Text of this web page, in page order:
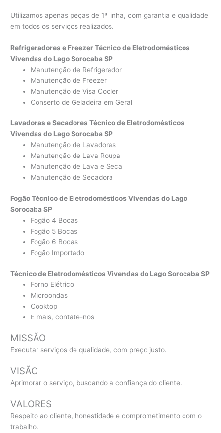
Utilizamos apenas peças de 1ª linha, com garantia e qualidade
em todos os serviços realizados.
Refrigeradores e Freezer Técnico de Eletrodomésticos
Vivendas do Lago Sorocaba SP
Manutenção de Refrigerador
Manutenção de Freezer
Manutenção de Visa Cooler
Conserto de Geladeira em Geral
Lavadoras e Secadores Técnico de Eletrodomésticos
Vivendas do Lago Sorocaba SP
Manutenção de Lavadoras
Manutenção de Lava Roupa
Manutenção de Lava e Seca
Manutenção de Secadora
Fogão Técnico de Eletrodomésticos Vivendas do Lago
Sorocaba SP
Fogão 4 Bocas
Fogão 5 Bocas
Fogão 6 Bocas
Fogão Importado
Técnico de Eletrodomésticos Vivendas do Lago Sorocaba SP
Forno Elétrico
Microondas
Cooktop
E mais, contate-nos
MISSÃO
Executar serviços de qualidade, com preço justo.
VISÃO
Aprimorar o serviço, buscando a confiança do cliente.
VALORES
Respeito ao cliente, honestidade e comprometimento com o
trabalho.